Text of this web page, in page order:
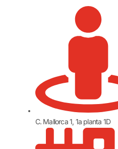
C. Mallorca 1, 1a planta 1D